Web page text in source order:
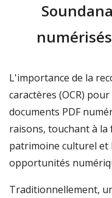
L'importance de la
caractères (OCR)
documents PDF
raisons, touchant à
patrimoine culturel et
opportunités
Traditionnellement,